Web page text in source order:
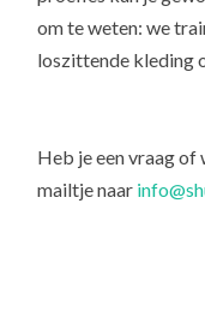
om te weten: we
loszittende kleding
Heb je een vraag of
mailtje naar